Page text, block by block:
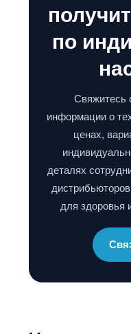
по
Свяжитесь
информации о
ценах,
деталях
для здоровья